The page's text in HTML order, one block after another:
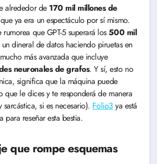
alrededor de 170 mil millones de
ya era un espectáculo por sí mismo.
rumorea que GPT-5 superará los500 mil
un dineral de datos haciendo piruetas en
más avanzada que incluye
neuronales de grafos. Y sí, esto no
significa que la máquina puede
que le dices y te responderá de manera
sarcástica, si es necesario). Folio3 ya está
para reseñar esta bestia.
que rompe esquemas